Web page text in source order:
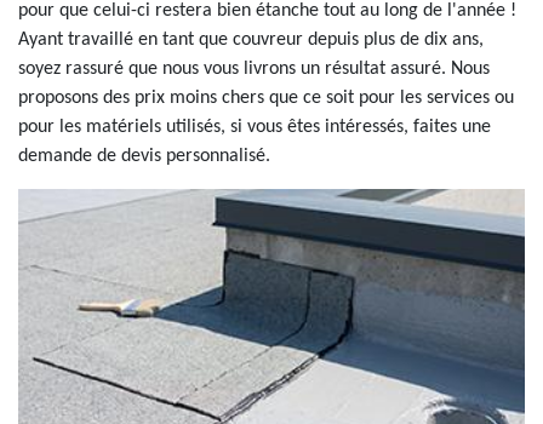
pour que celui-ci restera bien étanche tout au long de l'année !
Ayant travaillé en tant que couvreur depuis plus de dix ans,
soyez rassuré que nous vous livrons un résultat assuré. Nous
proposons des prix moins chers que ce soit pour les services ou
pour les matériels utilisés, si vous êtes intéressés, faites une
demande de devis personnalisé.